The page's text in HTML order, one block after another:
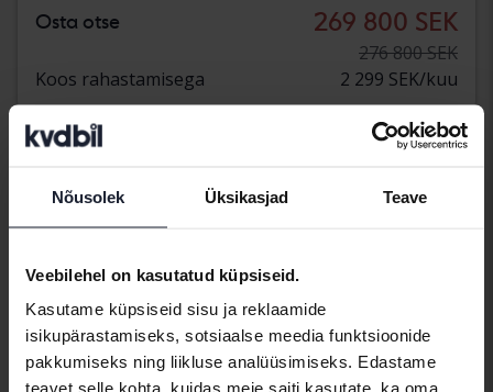
Nõusolek Üksikasjad Teave
Veebilehel on kasutatud küpsiseid.
Kasutame küpsiseid sisu ja reklaamide
isikupärastamiseks, sotsiaalse meedia funktsioonide
pakkumiseks ning liikluse analüüsimiseks. Edastame
teavet selle kohta, kuidas meie saiti kasutate, ka oma
Osta otse 269 800 SEK
276 800 SEK
Koos rahastamisega
2 299 SEK/kuu
Vähendatud hind